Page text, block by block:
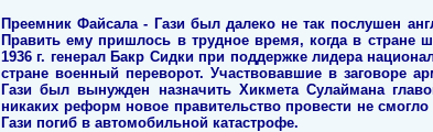
Преемник Файсала - Гази был далеко не так послушен
Править ему пришлось в трудное время, когда в стране
1936 г. генерал Бакр Сидки при поддержке лидера
стране военный переворот. Участвовавшие в заговоре
Гази был вынужден назначить Хикмета Сулаймана
никаких реформ новое правительство провести не смогло
Гази погиб в автомобильной катастрофе.